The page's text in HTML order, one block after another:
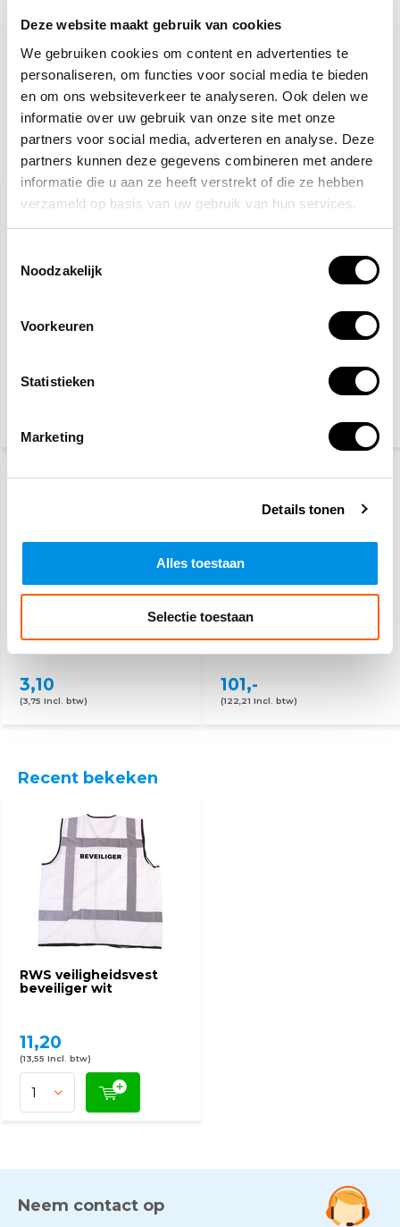
Deze website maakt gebruik van cookies
We gebruiken cookies om content en advertenties te
personaliseren, om functies voor social media te bieden
en om ons websiteverkeer te analyseren. Ook delen we
informatie over uw gebruik van onze site met onze
partners voor social media, adverteren en analyse. Deze
partners kunnen deze gegevens combineren met andere
informatie die u aan ze heeft verstrekt of die ze hebben
verzameld op basis van uw gebruik van hun services.
Noodzakelijk
Voorkeuren
Statistieken
Marketing
Details tonen
Alles toestaan
Selectie toestaan
Totaalbedrag:
Toevoegen aan winkelwagen
Gerelateerde producten
Gele hesjes 25-pack
3,10
(3,75 Incl. btw)
BHV hesje oranje - 25
101,-
(122,21 Incl. btw)
Recent bekeken
RWS veiligheidsvest
beveiliger wit
11,20
(13,55 Incl. btw)
Neem contact op